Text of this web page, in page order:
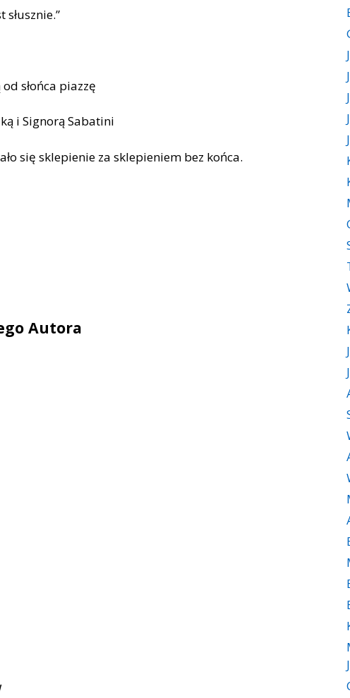
słońca piazzę
i Signorą Sabatini
się sklepienie za sklepieniem bez końca.
Autora